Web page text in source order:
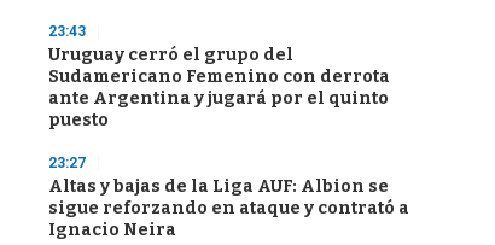
23:43
Uruguay cerró el grupo del
Sudamericano Femenino con derrota
ante Argentina y jugará por el quinto
puesto
23:27
Altas y bajas de la Liga AUF: Albion se
sigue reforzando en ataque y contrató a
Ignacio Neira